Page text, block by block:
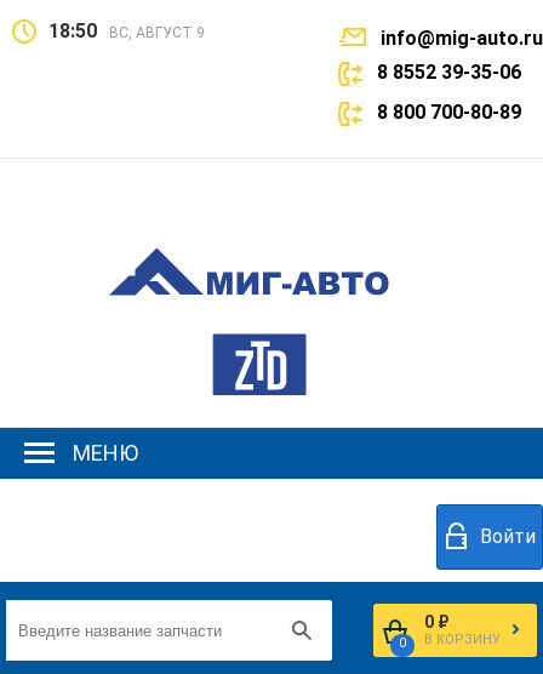
18:50 ВС, АВГУСТ 9
info@mig-auto.ru
8 8552 39-35-06
8 800 700-80-89
МЕНЮ
Войти
0
0 ₽
В КОРЗИНУ